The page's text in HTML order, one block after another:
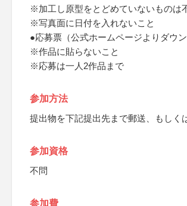
※加工し原型をとどめていないものは
※写真面に日付を入れないこと
●応募票（公式ホームページよりダウン
※作品に貼らないこと
※応募は一人2作品まで
参加方法
提出物を下記提出先まで郵送、もしく
参加資格
不問
参加費